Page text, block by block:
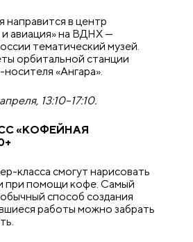
направится в центр
авиация» на ВДНХ —
тематический музей.
орбитальной станции
«Ангара».
13:10–17:10.
«КОФЕЙНАЯ
класса смогут нарисовать
при помощи кофе. Самый
способ создания
работы можно забрать